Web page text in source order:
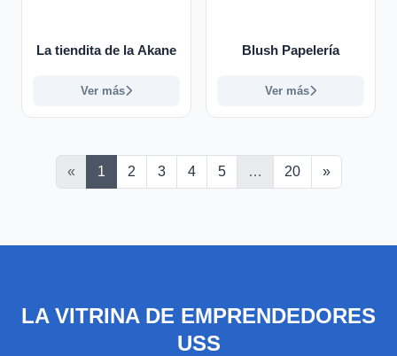
La tiendita de la Akane
Ver más
Blush Papelería
Ver más
« 1 2 3 4 5 … 20 »Siguiente
LA VITRINA DE EMPRENDEDORES
USS